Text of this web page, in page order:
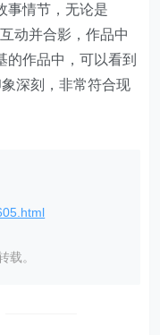
事情节，无论是
动并合影，作品中
的作品中，可以看到
深刻，非常符合现
载。